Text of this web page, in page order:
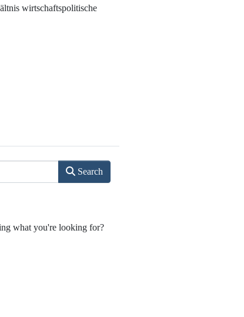
wirtschaftspolitische
Search
what you're looking for?